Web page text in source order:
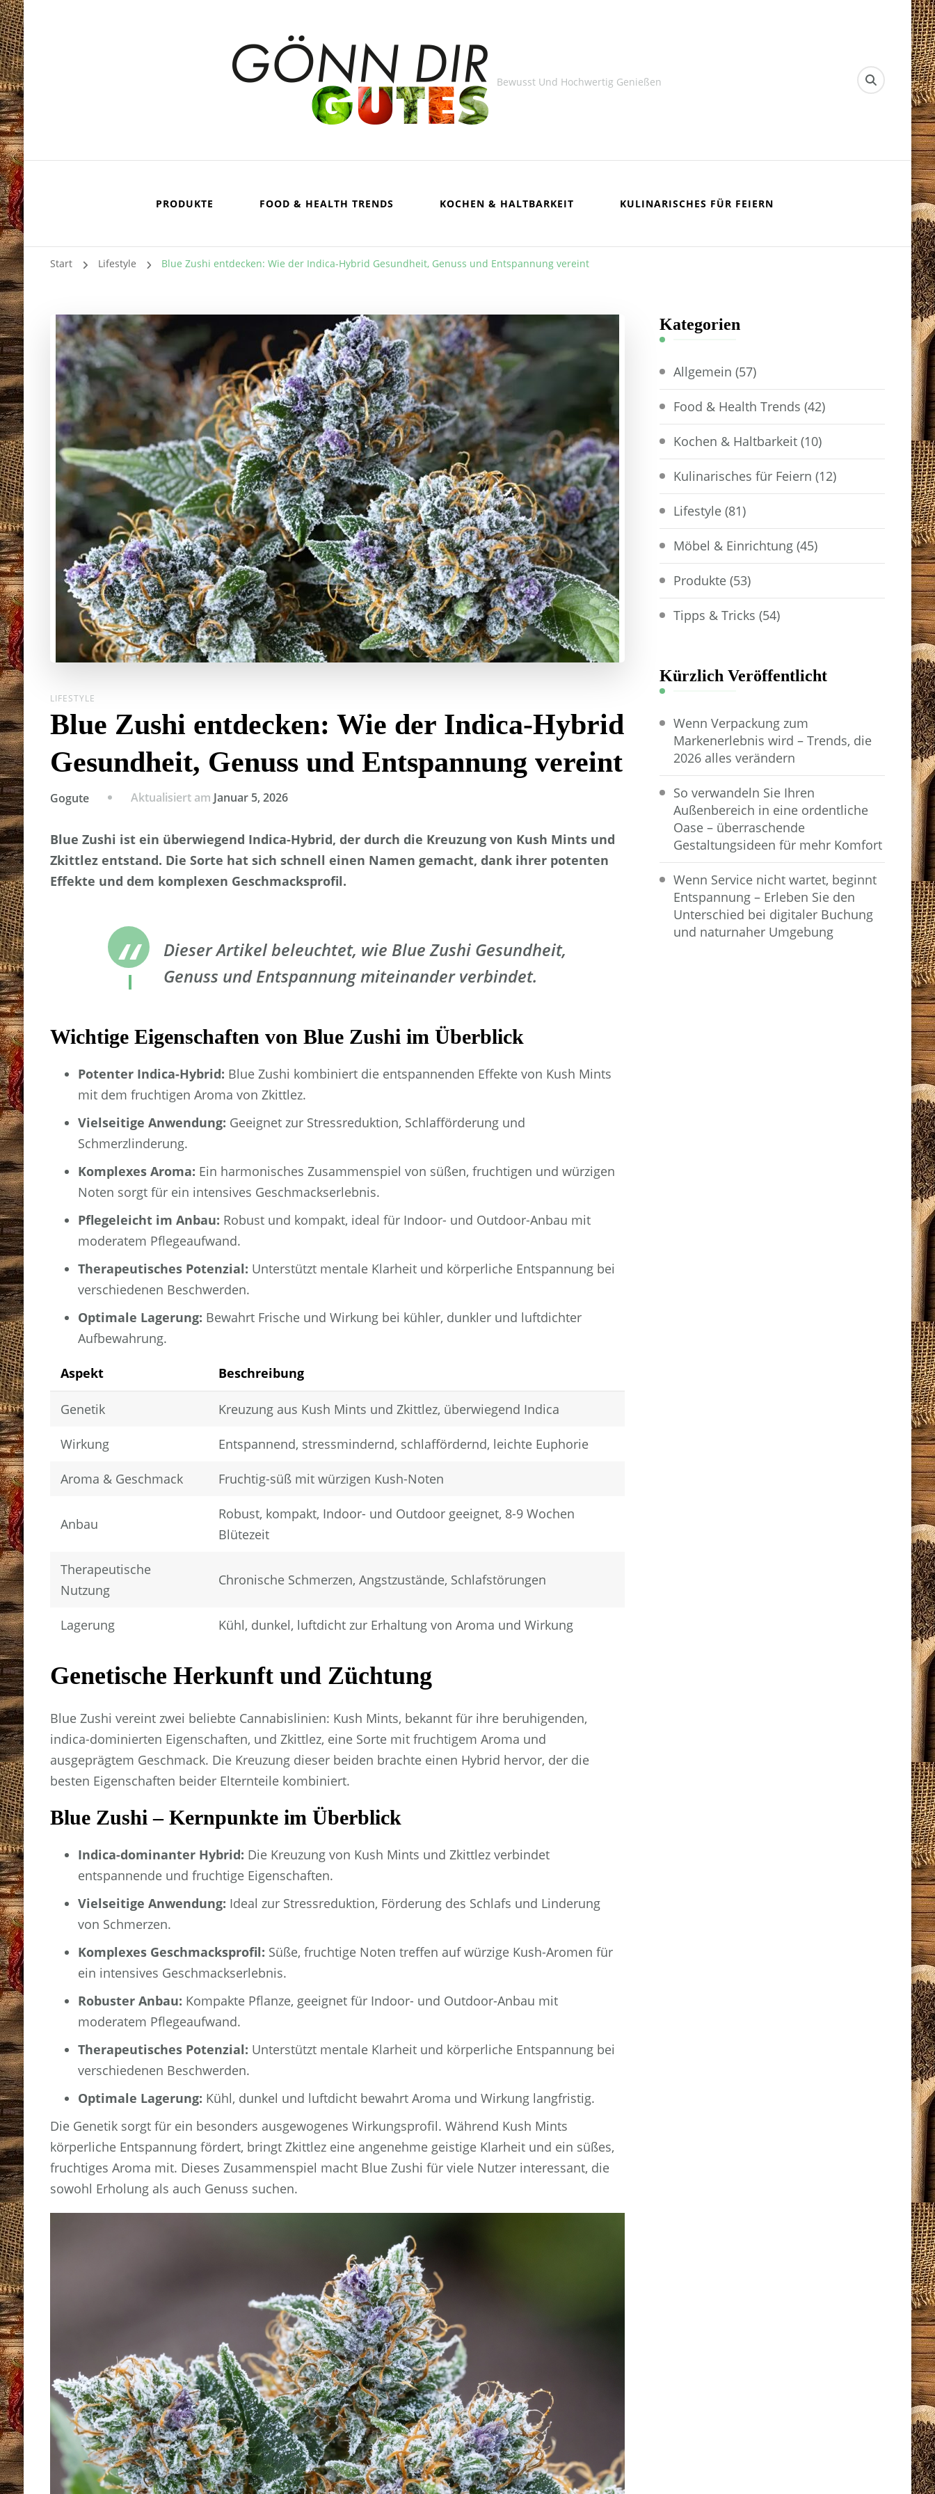
Bewusst Und Hochwertig Genießen
PRODUKTE FOOD & HEALTH TRENDS KOCHEN & HALTBARKEIT KULINARISCHES FÜR FEIERN
Start Lifestyle Blue Zushi entdecken: Wie der Indica-Hybrid Gesundheit, Genuss und Entspannung vereint
LIFESTYLE
Blue Zushi entdecken: Wie der Indica-Hybrid
Gesundheit, Genuss und Entspannung vereint
Gogute Aktualisiert am Januar 5, 2026
Blue Zushi ist ein überwiegend Indica-Hybrid, der durch die Kreuzung von Kush Mints und
Zkittlez entstand. Die Sorte hat sich schnell einen Namen gemacht, dank ihrer potenten
Effekte und dem komplexen Geschmacksprofil.
Dieser Artikel beleuchtet, wie Blue Zushi Gesundheit,
Genuss und Entspannung miteinander verbindet.
Wichtige Eigenschaften von Blue Zushi im Überblick
Potenter Indica-Hybrid: Blue Zushi kombiniert die entspannenden Effekte von Kush Mints
mit dem fruchtigen Aroma von Zkittlez.
Vielseitige Anwendung: Geeignet zur Stressreduktion, Schlafförderung und
Schmerzlinderung.
Komplexes Aroma: Ein harmonisches Zusammenspiel von süßen, fruchtigen und würzigen
Noten sorgt für ein intensives Geschmackserlebnis.
Pflegeleicht im Anbau: Robust und kompakt, ideal für Indoor- und Outdoor-Anbau mit
moderatem Pflegeaufwand.
Therapeutisches Potenzial: Unterstützt mentale Klarheit und körperliche Entspannung bei
verschiedenen Beschwerden.
Optimale Lagerung: Bewahrt Frische und Wirkung bei kühler, dunkler und luftdichter
Aufbewahrung.
Aspekt Beschreibung
Genetik Kreuzung aus Kush Mints und Zkittlez, überwiegend Indica
Wirkung Entspannend, stressmindernd, schlaffördernd, leichte Euphorie
Aroma & Geschmack Fruchtig-süß mit würzigen Kush-Noten
Anbau
Robust, kompakt, Indoor- und Outdoor geeignet, 8-9 Wochen
Blütezeit
Therapeutische
Nutzung
Chronische Schmerzen, Angstzustände, Schlafstörungen
Lagerung Kühl, dunkel, luftdicht zur Erhaltung von Aroma und Wirkung
Genetische Herkunft und Züchtung
Blue Zushi vereint zwei beliebte Cannabislinien: Kush Mints, bekannt für ihre beruhigenden,
indica-dominierten Eigenschaften, und Zkittlez, eine Sorte mit fruchtigem Aroma und
ausgeprägtem Geschmack. Die Kreuzung dieser beiden brachte einen Hybrid hervor, der die
besten Eigenschaften beider Elternteile kombiniert.
Blue Zushi – Kernpunkte im Überblick
Indica-dominanter Hybrid: Die Kreuzung von Kush Mints und Zkittlez verbindet
entspannende und fruchtige Eigenschaften.
Vielseitige Anwendung: Ideal zur Stressreduktion, Förderung des Schlafs und Linderung
von Schmerzen.
Komplexes Geschmacksprofil: Süße, fruchtige Noten treffen auf würzige Kush-Aromen für
ein intensives Geschmackserlebnis.
Robuster Anbau: Kompakte Pflanze, geeignet für Indoor- und Outdoor-Anbau mit
moderatem Pflegeaufwand.
Therapeutisches Potenzial: Unterstützt mentale Klarheit und körperliche Entspannung bei
verschiedenen Beschwerden.
Optimale Lagerung: Kühl, dunkel und luftdicht bewahrt Aroma und Wirkung langfristig.
Die Genetik sorgt für ein besonders ausgewogenes Wirkungsprofil. Während Kush Mints
körperliche Entspannung fördert, bringt Zkittlez eine angenehme geistige Klarheit und ein süßes,
fruchtiges Aroma mit. Dieses Zusammenspiel macht Blue Zushi für viele Nutzer interessant, die
sowohl Erholung als auch Genuss suchen.
Kategorien
Allgemein (57)
Food & Health Trends (42)
Kochen & Haltbarkeit (10)
Kulinarisches für Feiern (12)
Lifestyle (81)
Möbel & Einrichtung (45)
Produkte (53)
Tipps & Tricks (54)
Kürzlich Veröffentlicht
Wenn Verpackung zum
Markenerlebnis wird – Trends, die
2026 alles verändern
So verwandeln Sie Ihren
Außenbereich in eine ordentliche
Oase – überraschende
Gestaltungsideen für mehr Komfort
Wenn Service nicht wartet, beginnt
Entspannung – Erleben Sie den
Unterschied bei digitaler Buchung
und naturnaher Umgebung